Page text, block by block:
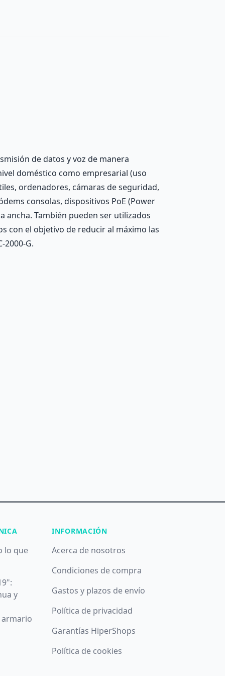
de datos y voz de manera
doméstico como empresarial (uso
ordenadores, cámaras de seguridad,
consolas, dispositivos PoE (Power
También pueden ser utilizados
con el objetivo de reducir al máximo las
2000-G.
lo que
y
armario
INFORMACIÓN
Acerca de nosotros
Condiciones de compra
Gastos y plazos de envío
Política de privacidad
Garantías HiperShops
Política de cookies